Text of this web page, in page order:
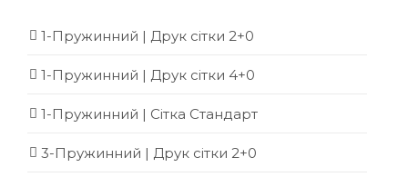
1-Пружинний | Друк сітки 2+0
1-Пружинний | Друк сітки 4+0
1-Пружинний | Сітка Стандарт
3-Пружинний | Друк сітки 2+0